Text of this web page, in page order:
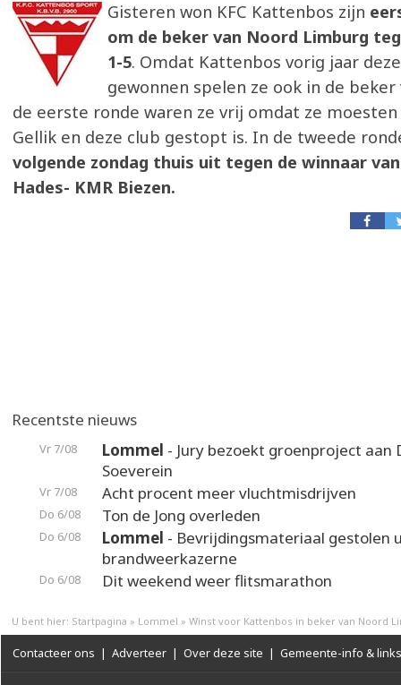
Gisteren won KFC Kattenbos zijn
om de beker van Noord Limburg
1-5. Omdat Kattenbos vorig jaar
gewonnen spelen ze ook in de beker
de eerste ronde waren ze vrij omdat ze
Gellik en deze club gestopt is. In de tweede
volgende zondag thuis uit tegen de winnaar
Hades- KMR Biezen.
Recentste nieuws
Vr 7/08 Lommel - Jury bezoekt groenproject aan
Soeverein
Vr 7/08 Acht procent meer vluchtmisdrijven
Do 6/08 Ton de Jong overleden
Do 6/08 Lommel - Bevrijdingsmateriaal gestolen
brandweerkazerne
Do 6/08 Dit weekend weer flitsmarathon
U bent hier: Startpagina » Lommel » Winst voor Kattenbos in beker van Noord
Contacteer ons | Adverteer | Over deze site | Gemeente-info & links